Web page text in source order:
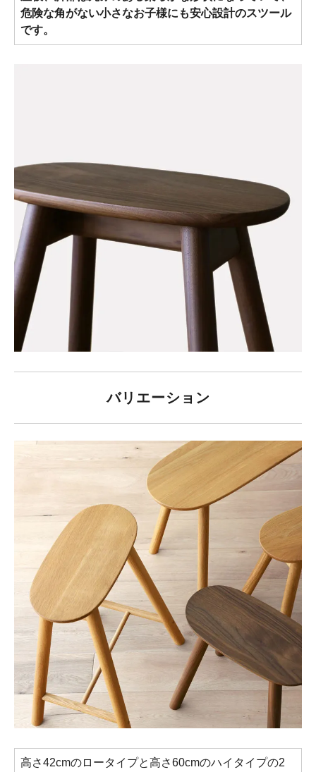
危険な角がない小さなお子様にも安心設計のスツール
です。
バリエーション
高さ42cmのロータイプと高さ60cmのハイタイプの2